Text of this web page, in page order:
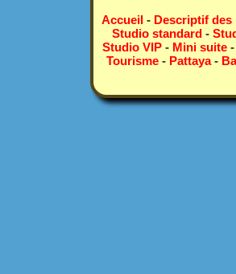
Accueil- Descriptif des
Studio standard-
Studio VIP- Mini suite
Tourisme- Pattaya-